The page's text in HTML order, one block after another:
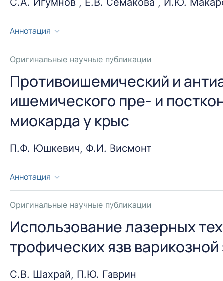
С.А. Игумнов , Е.В. Семакова , И.Ю.
Аннотация
17-18 октября 2013 в Смоленске на базе
Администрации Смоленской области состоялась в
проблема».
Оригинальные научные публикации
Противоишемический и
ишемического пре- и
миокарда у крыс
П.Ф. Юшкевич, Ф.И. Висмонт
Аннотация
Настоящее исследование посвящено выявлению
ишемического пре- и посткондиционирования в
прекондиционирования у старых крыс не
Оригинальные научные публикации
Использование лазерных
трофических язв варикозной
C.В. Шахрай, П.Ю. Гаврин